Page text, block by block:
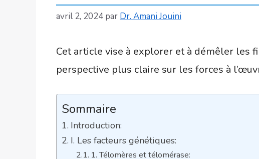
avril 2, 2024 par Dr. Amani Jouini
Cet article vise à explorer et à démêler les
perspective plus claire sur les forces à
Sommaire
Introduction:
I. Les facteurs génétiques:
1. Télomères et télomérase: